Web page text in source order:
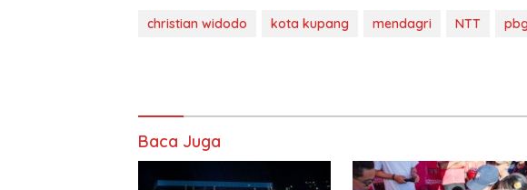
christian widodo kota kupang mendagri NTT pbg
Baca Juga